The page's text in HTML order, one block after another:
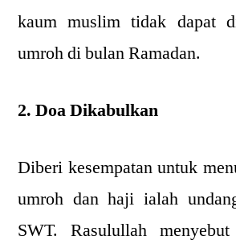
kaum muslim tidak dapat
umroh di bulan Ramadan.
2. Doa Dikabulkan
Diberi kesempatan untuk
umroh dan haji ialah
SWT. Rasulullah